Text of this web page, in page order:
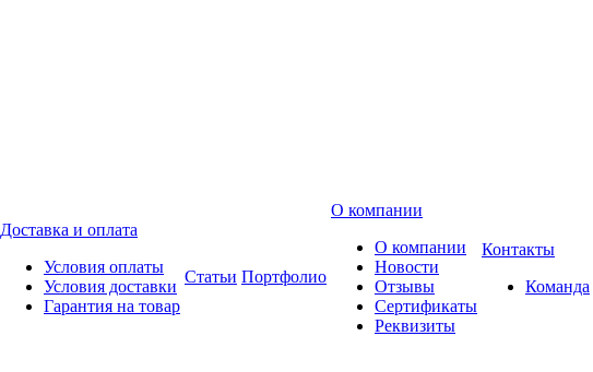
Доставка и оплата
Условия оплаты
Условия доставки
Гарантия на товар
Статьи Портфолио
О компании
О компании
Новости
Отзывы
Сертификаты
Реквизиты
Контакты
Команда